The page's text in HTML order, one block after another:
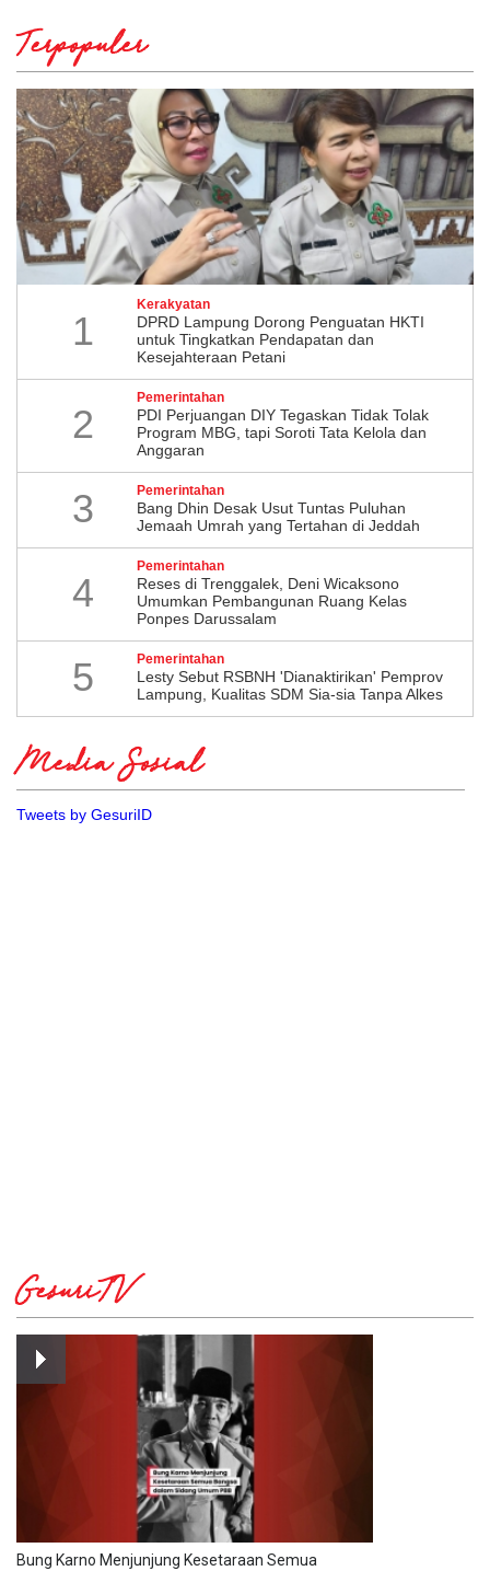
Terpopuler
1
Kerakyatan
DPRD Lampung Dorong Penguatan HKTI
untuk Tingkatkan Pendapatan dan
Kesejahteraan Petani
2
Pemerintahan
PDI Perjuangan DIY Tegaskan Tidak Tolak
Program MBG, tapi Soroti Tata Kelola dan
Anggaran
3 Pemerintahan
Bang Dhin Desak Usut Tuntas Puluhan
Jemaah Umrah yang Tertahan di Jeddah
4
Pemerintahan
​Reses di Trenggalek, Deni Wicaksono
Umumkan Pembangunan Ruang Kelas
Ponpes Darussalam
5 Pemerintahan
Lesty Sebut RSBNH 'Dianaktirikan' Pemprov
Lampung, Kualitas SDM Sia-sia Tanpa Alkes
Media Sosial
Tweets by GesuriID
GesuriTV
Bung Karno Menjunjung Kesetaraan Semua